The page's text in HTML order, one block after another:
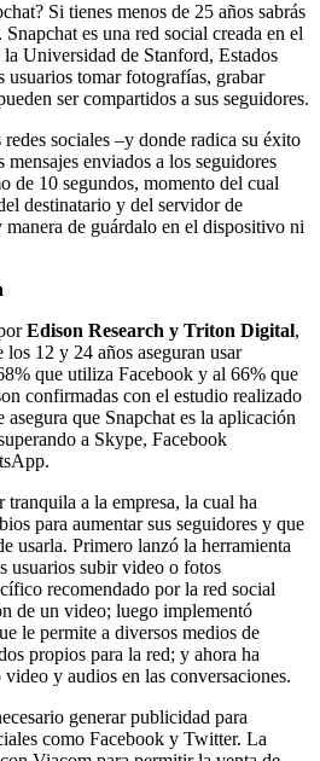
Si tienes menos de 25 años sabrás
es una red social creada en el
Universidad de Stanford, Estados
tomar fotografías, grabar
ser compartidos a sus seguidores.
sociales –y donde radica su éxito
mensajes enviados a los seguidores
de 10 segundos, momento del cual
destinatario y del servidor de
de guárdalo en el dispositivo ni
Edison Research y Triton Digital,
los 12 y 24 años aseguran usar
que utiliza Facebook y al 66% que
confirmadas con el estudio realizado
asegura que Snapchat es la aplicación
a Skype, Facebook
tranquila a la empresa, la cual ha
para aumentar sus seguidores y que
usarla. Primero lanzó la herramienta
usuarios subir video o fotos
recomendado por la red social
de un video; luego implementó
le permite a diversos medios de
propios para la red; y ahora ha
y audios en las conversaciones.
generar publicidad para
como Facebook y Twitter. La